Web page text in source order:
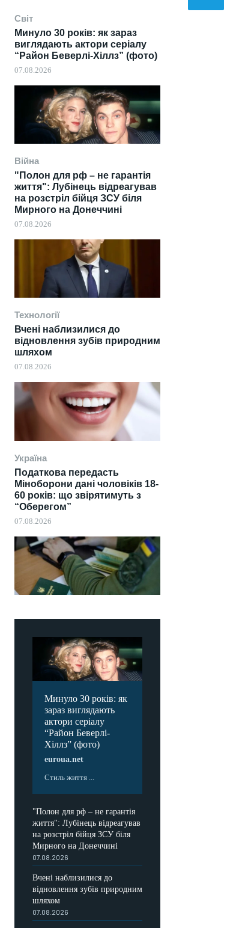
Світ
Минуло 30 років: як зараз
виглядають актори серіалу
“Район Беверлі-Хіллз” (фото)
07.08.2026
Війна
"Полон для рф – не гарантія
життя": Лубінець відреагував
на розстріл бійця ЗСУ біля
Мирного на Донеччині
07.08.2026
Технології
Вчені наблизилися до
відновлення зубів природним
шляхом
07.08.2026
Україна
Податкова передасть
Міноборони дані чоловіків 18-
60 років: що звірятимуть з
“Оберегом”
07.08.2026
Минуло 30 років: як
зараз виглядають
актори серіалу
“Район Беверлі-
Хіллз” (фото)
euroua.net
Стиль життя ...
"Полон для рф – не гарантія
життя": Лубінець відреагував
на розстріл бійця ЗСУ біля
Мирного на Донеччині
07.08.2026
Вчені наблизилися до
відновлення зубів природним
шляхом
07.08.2026